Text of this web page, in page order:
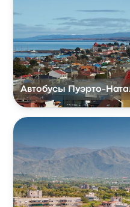
Автобусы Пуэрто-